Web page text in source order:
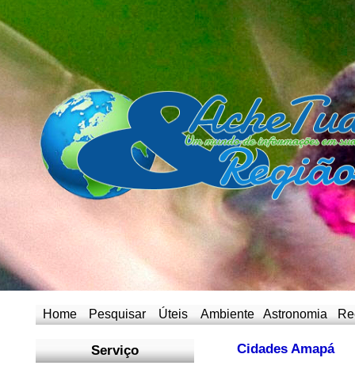
Home Pesquisar Úteis Ambiente Astronomia
Serviço Cidades Amapá